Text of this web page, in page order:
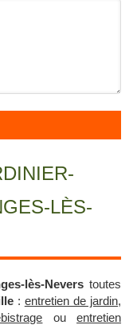
LÈS-
lès-Nevers toutes
: entretien de jardin,
ouentretien